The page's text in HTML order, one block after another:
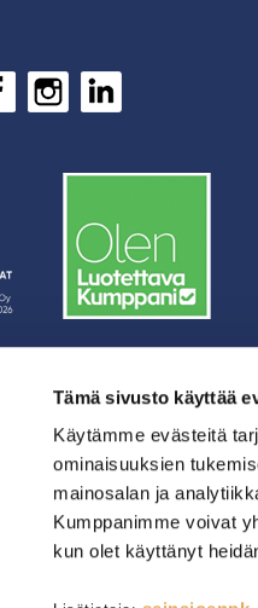
Tämä sivusto käyttää
Käytämme evästeitä
ominaisuuksien
mainosalan ja
Kumppanimme voivat
kun olet käyttänyt